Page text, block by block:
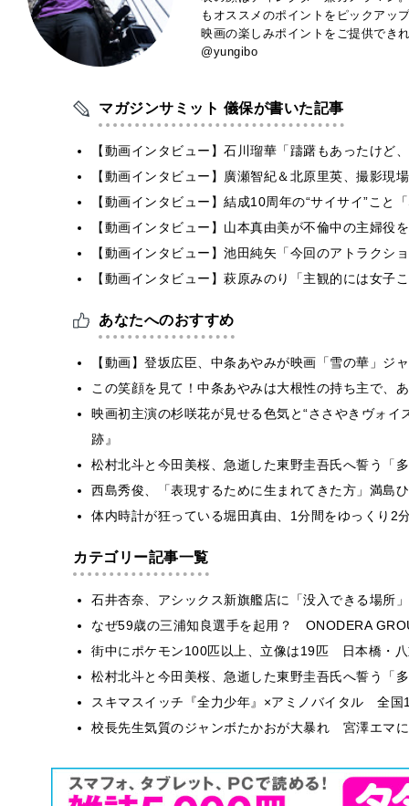
もオススメのポイントをピックアッ
映画の楽しみポイントをご提供でき
@yungibo
マガジンサミット 儀保が書いた記事
【動画インタビュー】石川瑠華「躊躇もあったけど
【動画インタビュー】廣瀬智紀＆北原里英、撮影現
【動画インタビュー】結成10周年の“サイサイ”こと
【動画インタビュー】山本真由美が不倫中の主婦
【動画インタビュー】池田純矢「今回のアトラク
【動画インタビュー】萩原みのり「主観的には女
あなたへのおすすめ
【動画】登坂広臣、中条あやみが映画「雪の華」ジ
この笑顔を見て！中条あやみは大根性の持ち主で、
映画初主演の杉咲花が見せる色気と“ささやきヴォ
跡』
松村北斗と今田美桜、急逝した東野圭吾氏へ誓う「
西島秀俊、「表現するために生まれてきた方」満島
体内時計が狂っている堀田真由、1分間をゆっくり2
カテゴリー記事一覧
石井杏奈、アシックス新旗艦店に「没入できる場所
なぜ59歳の三浦知良選手を起用？ ONODERA
街中にポケモン100匹以上、立像は19匹 日本橋・
松村北斗と今田美桜、急逝した東野圭吾氏へ誓う「
スキマスイッチ『全力少年』×アミノバイタル 全国
校長先生気質のジャンボたかおが大暴れ 宮澤エマ